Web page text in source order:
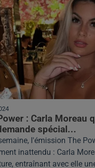
: Carla Moreau
spécial...
l'émission The
inattendu : Carla
entraînant avec elle